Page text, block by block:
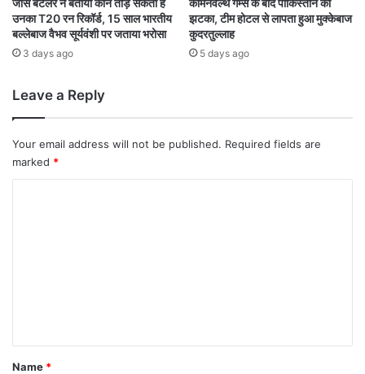
ने
ब
ढ़ा
त्सु
क
भी
टैं
क
स
हा
रे
जॉस बटलर ने बताया कौन तोड़ सकता है
उनका T20 रन रिकॉर्ड, 15 साल भारतीय
बल्लेबाज वैभव सूर्यवंशी पर जताया भरोसा
3 days ago
कॉमनवेल्थ गेम्स के बाद पाकिस्तान को
झटका, टीम होटल से लापता हुआ मुक्केबाज
कुदरतुल्लाह
5 days ago
Leave a Reply
Your email address will not be published. Required fields are
marked *
*
Name *